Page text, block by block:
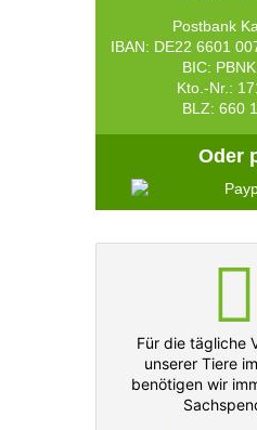
Postbank
IBAN: DE22 6601
BIC:
Kto.-Nr.:
BLZ: 660
Oder
Für die tägliche
unserer Tiere
benötigen wir